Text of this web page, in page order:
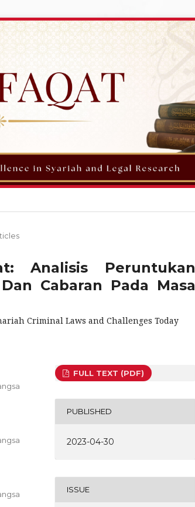
Analisis Peruntukan
Cabaran Pada Masa
Criminal Laws and Challenges Today
FULL TEXT (PDF)
PUBLISHED
2023-04-30
ISSUE